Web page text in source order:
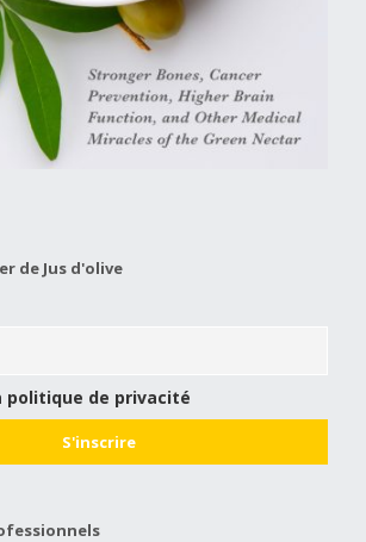
de Jus d'olive
politique de privacité